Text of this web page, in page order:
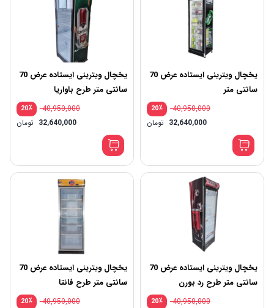
یخچال ویترینی ایستاده عرض 70
سانتی متر
٪20
40,950,000
32,640,000 تومان
یخچال ویترینی ایستاده عرض 70
سانتی متر طرح باواریا
٪20 40,950,000
32,640,000 تومان
یخچال ویترینی ایستاده عرض 70
سانتی متر طرح رد بورن
٪20 40,950,000
یخچال ویترینی ایستاده عرض 70
سانتی متر طرح فانتا
٪20 40,950,000